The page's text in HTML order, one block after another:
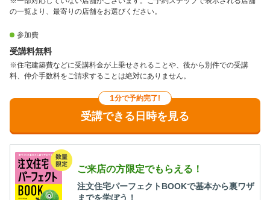
の一覧より、最寄りの店舗をお選びください。
参加費
受講料無料
※住宅建築費などに受講料金が上乗せされることや、後から別件での受講
料、仲介手数料をご請求することは絶対にありません。
1分で予約完了!
受講できる日時を見る
ご来店の方限定でもらえる！
注文住宅パーフェクトBOOKで基本から裏ワザ
までを学ぼう！